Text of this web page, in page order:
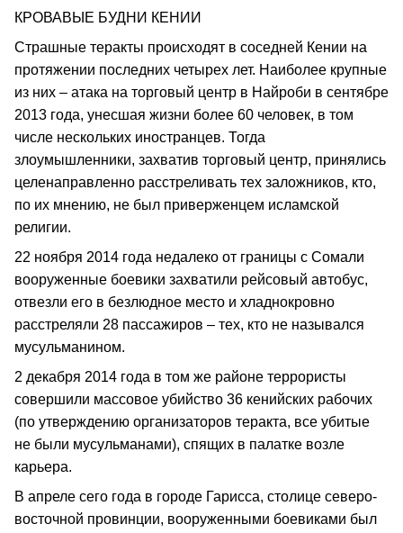
КРОВАВЫЕ БУДНИ КЕНИИ
Страшные теракты происходят в соседней Кении на
протяжении последних четырех лет. Наиболее крупные
из них – атака на торговый центр в Найроби в сентябре
2013 года, унесшая жизни более 60 человек, в том
числе нескольких иностранцев. Тогда
злоумышленники, захватив торговый центр, принялись
целенаправленно расстреливать тех заложников, кто,
по их мнению, не был приверженцем исламской
религии.
22 ноября 2014 года недалеко от границы с Сомали
вооруженные боевики захватили рейсовый автобус,
отвезли его в безлюдное место и хладнокровно
расстреляли 28 пассажиров – тех, кто не назывался
мусульманином.
2 декабря 2014 года в том же районе террористы
совершили массовое убийство 36 кенийских рабочих
(по утверждению организаторов теракта, все убитые
не были мусульманами), спящих в палатке возле
карьера.
В апреле сего года в городе Гарисса, столице северо-
восточной провинции, вооруженными боевиками был